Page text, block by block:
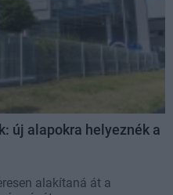
új alapokra helyeznék a
alakítaná át a